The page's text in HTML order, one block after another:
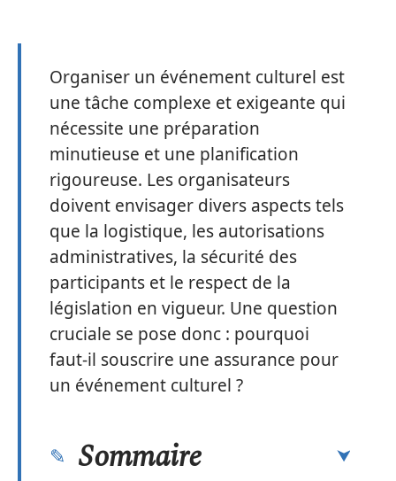
Organiser un événement culturel est
une tâche complexe et exigeante qui
nécessite une préparation
minutieuse et une planification
rigoureuse. Les organisateurs
doivent envisager divers aspects tels
que la logistique, les autorisations
administratives, la sécurité des
participants et le respect de la
législation en vigueur. Une question
cruciale se pose donc : pourquoi
faut-il souscrire une assurance pour
un événement culturel ?
Sommaire